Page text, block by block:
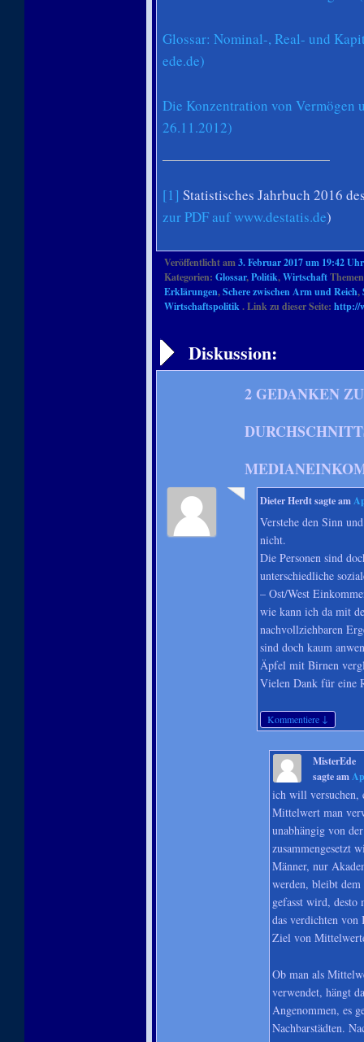
Glossar: Nominal-, Real- und
ede.de)
Die Konzentration von Vermögen
26.11.2012)
[1] Statistisches Jahrbuch 2016
zur PDF auf www.destatis.de)
Veröffentlicht am3. Februar 2017 um 19:42 Uhr
Kategorien: Glossar,Politik,Wirtschaft
Erklärungen,Schere zwischen Arm und Reich,
Wirtschaftspolitik. Link zu dieser Seite: http://
Diskussion:
2 GEDANKEN
Dieter Herdtsagte am
Verstehe den Sinn
nicht.
Die Personen sind
unterschiedliche
– Ost/West
wie kann ich da mit
nachvollziehbaren
sind doch kaum
Äpfel mit Birnen
Vielen Dank für eine
Kommentiere ↓
MisterEde
sagte am
ich will versuchen,
Mittelwert man
unabhängig von
zusammengesetzt
Männer, nur
werden, bleibt
gefasst wird,
das verdichten von
Ziel von
Ob man als
verwendet, hängt
Angenommen, es
Nachbarstädten.